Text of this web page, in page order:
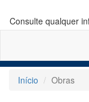
Consulte qualquer
Início
Obras